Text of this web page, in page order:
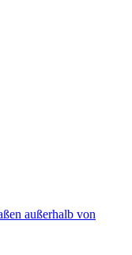
außerhalb von